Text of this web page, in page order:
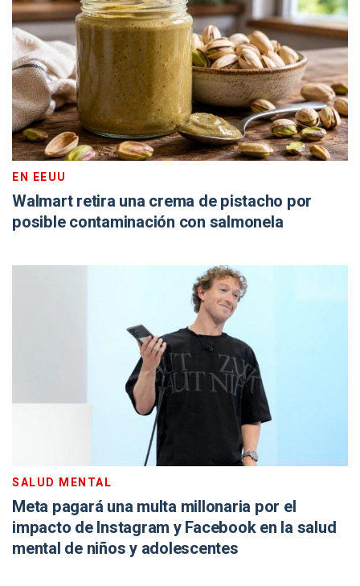
EN EEUU
Walmart retira una crema de pistacho por
posible contaminación con salmonela
SALUD MENTAL
Meta pagará una multa millonaria por el
impacto de Instagram y Facebook en la salud
mental de niños y adolescentes